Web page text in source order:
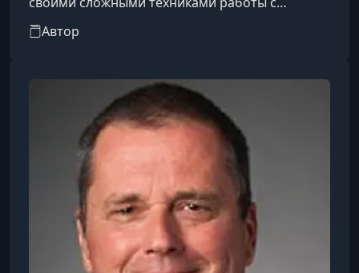
картами, среди которых как классические
фокусы, так и различные мошеннические
автором многочисленных учебных пособий,
книг и видеоуроков, где делится своими
навыками и философией в области карточного
мастерства.Его карьера началась с интереса к
уличной магии, но позже он сосредоточился
Автор